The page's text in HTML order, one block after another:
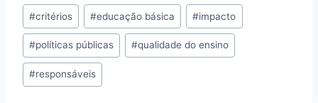
Post
Tags:
#critérios #educação básica #impacto
#políticas públicas #qualidade do ensino
#responsáveis